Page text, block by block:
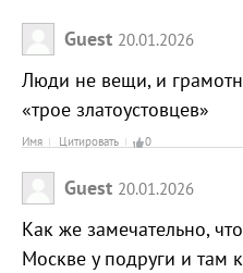
Guest 20.01.2026
Люди не вещи, и
«трое златоустовцев»
Имя Цитировать 0
Guest 20.01.2026
Как же замечательно,
Москве у подруги и там